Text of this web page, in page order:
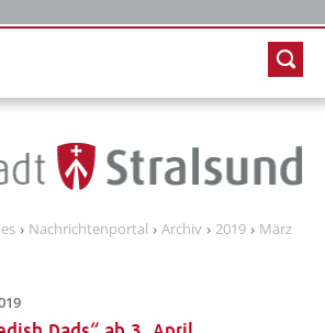
Nachrichtenportal Archiv 2019 März